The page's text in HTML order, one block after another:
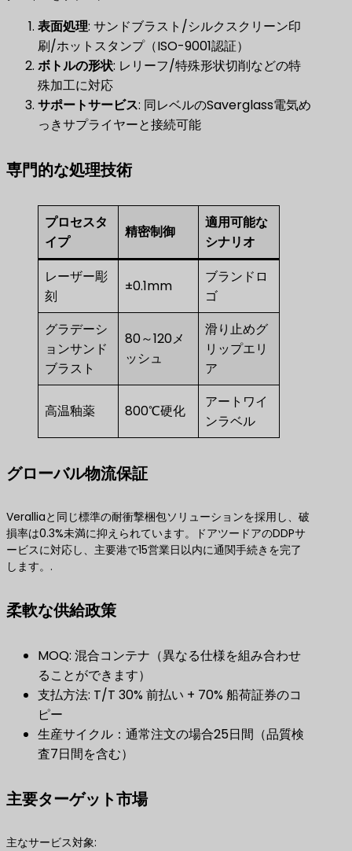
表面処理: サンドブラスト/シルクスクリーン印
刷/ホットスタンプ（ISO-9001認証）
ボトルの形状: レリーフ/特殊形状切削などの特
殊加工に対応
サポートサービス: 同レベルのSaverglass電気め
っきサプライヤーと接続可能
専門的な処理技術
プロセスタ
イプ
精密制御
適用可能な
シナリオ
レーザー彫
刻
±0.1mm
ブランドロ
ゴ
グラデーシ
ョンサンド
ブラスト
80～120メ
ッシュ
滑り止めグ
リップエリ
ア
高温釉薬 800℃硬化
アートワイ
ンラベル
グローバル物流保証
Veralliaと同じ標準の耐衝撃梱包ソリューションを採用し、破
損率は0.3%未満に抑えられています。ドアツードアのDDPサ
ービスに対応し、主要港で15営業日以内に通関手続きを完了
します。.
柔軟な供給政策
MOQ: 混合コンテナ（異なる仕様を組み合わせ
ることができます）
支払方法: T/T 30% 前払い + 70% 船荷証券のコ
ピー
生産サイクル：通常注文の場合25日間（品質検
査7日間を含む）
主要ターゲット市場
主なサービス対象: